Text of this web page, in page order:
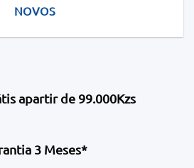
NOVOS
apartir de 99.000Kzs
3 Meses*